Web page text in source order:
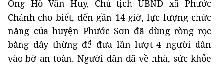
Ông Hồ Văn Huy, Chủ tịch UBND xã Phước
Chánh cho biết, đến gần 14 giờ, lực lượng chức
năng của huyện Phước Sơn đã dùng ròng rọc
bằng dây thừng để đưa lần lượt 4 người dân
vào bờ an toàn. Người dân đã về nhà, sức khỏe